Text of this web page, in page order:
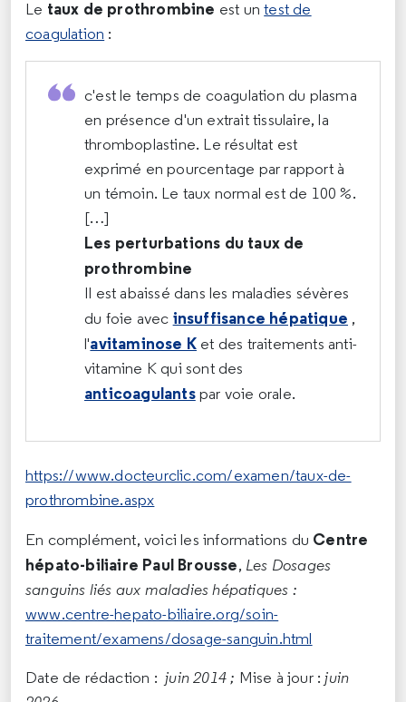
Le taux de prothrombine est untest de
coagulation :
c'est le temps de coagulation du plasma
en présence d'un extrait tissulaire, la
thromboplastine. Le résultat est
exprimé en pourcentage par rapport à
un témoin. Le taux normal est de 100 %.
[…]
Les perturbations du taux de
prothrombine
Il est abaissé dans les maladies sévères
du foie avec insuffisance hépatique ,
l'avitaminose K et des traitements anti-
vitamine K qui sont des
anticoagulantspar voie orale.
https://www.docteurclic.com/examen/taux-de-
prothrombine.aspx
En complément, voici les informations du Centre
hépato-biliaire Paul Brousse, Les Dosages
sanguins liés aux maladies hépatiques :
www.centre-hepato-biliaire.org/soin-
traitement/examens/dosage-sanguin.html
Date de rédaction : juin 2014 ; Mise à jour : juin